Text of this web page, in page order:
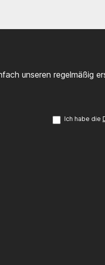
unseren regelmäßig
Ich habe die